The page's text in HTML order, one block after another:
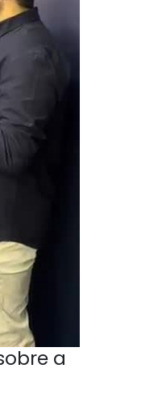
a